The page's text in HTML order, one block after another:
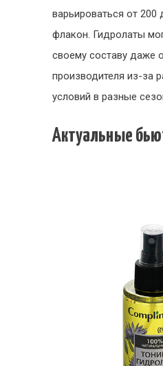
варьироваться от 200
флакон. Гидролаты
своему составу даже
производителя из-за
условий в разные
Актуальные